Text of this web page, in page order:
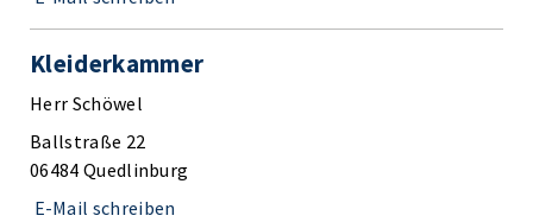
Kleiderkammer
Herr Schöwel
Ballstraße 22
06484 Quedlinburg
E-Mail schreiben